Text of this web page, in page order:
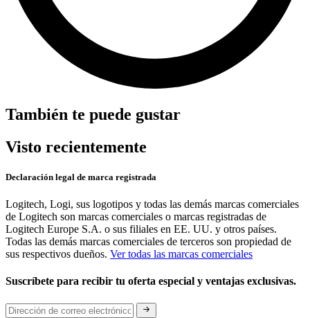
También te puede gustar
Visto recientemente
Declaración legal de marca registrada
Logitech, Logi, sus logotipos y todas las demás marcas comerciales
de Logitech son marcas comerciales o marcas registradas de
Logitech Europe S.A. o sus filiales en EE. UU. y otros países.
Todas las demás marcas comerciales de terceros son propiedad de
sus respectivos dueños. Ver todas las marcas comerciales
Suscríbete para recibir tu oferta especial y ventajas exclusivas.